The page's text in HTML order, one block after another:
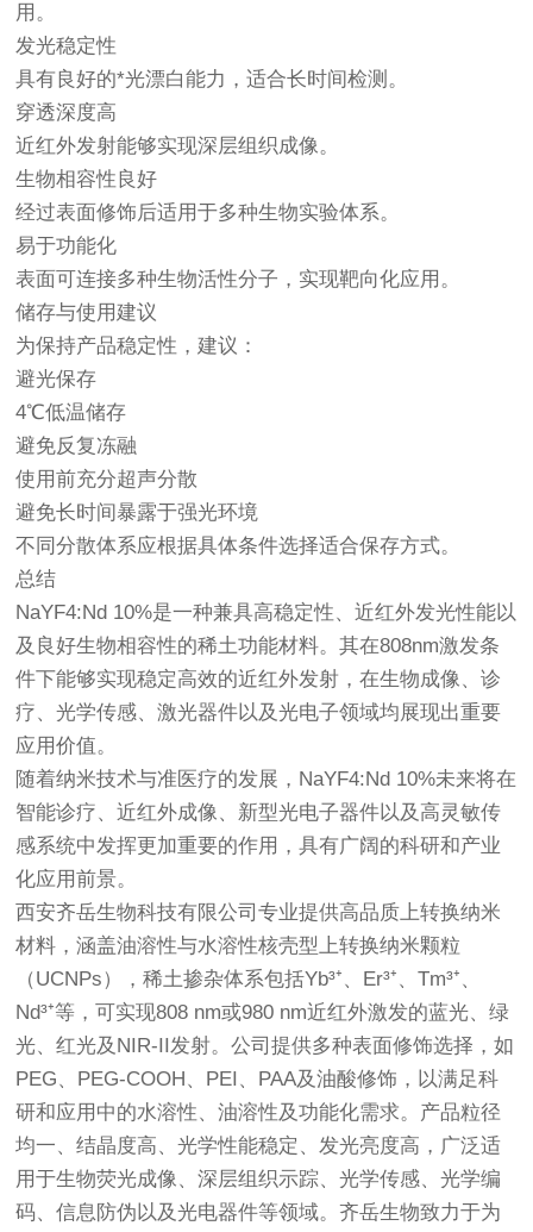
用。
发光稳定性
具有良好的*光漂白能力，适合长时间检测。
穿透深度高
近红外发射能够实现深层组织成像。
生物相容性良好
经过表面修饰后适用于多种生物实验体系。
易于功能化
表面可连接多种生物活性分子，实现靶向化应用。
储存与使用建议
为保持产品稳定性，建议：
避光保存
4℃低温储存
避免反复冻融
使用前充分超声分散
避免长时间暴露于强光环境
不同分散体系应根据具体条件选择适合保存方式。
总结
NaYF4:Nd 10%是一种兼具高稳定性、近红外发光性能以
及良好生物相容性的稀土功能材料。其在808nm激发条
件下能够实现稳定高效的近红外发射，在生物成像、诊
疗、光学传感、激光器件以及光电子领域均展现出重要
应用价值。
随着纳米技术与准医疗的发展，NaYF4:Nd 10%未来将在
智能诊疗、近红外成像、新型光电子器件以及高灵敏传
感系统中发挥更加重要的作用，具有广阔的科研和产业
化应用前景。
西安齐岳生物科技有限公司专业提供高品质上转换纳米
材料，涵盖油溶性与水溶性核壳型上转换纳米颗粒
（UCNPs），稀土掺杂体系包括Yb³⁺、Er³⁺、Tm³⁺、
Nd³⁺等，可实现808 nm或980 nm近红外激发的蓝光、绿
光、红光及NIR-II发射。公司提供多种表面修饰选择，如
PEG、PEG-COOH、PEI、PAA及油酸修饰，以满足科
研和应用中的水溶性、油溶性及功能化需求。产品粒径
均一、结晶度高、光学性能稳定、发光亮度高，广泛适
用于生物荧光成像、深层组织示踪、光学传感、光学编
码、信息防伪以及光电器件等领域。齐岳生物致力于为